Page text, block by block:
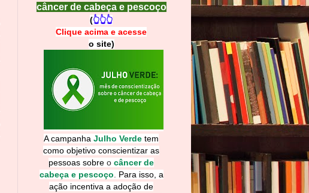
câncer de cabeça e pescoço
(👆👆👆
Clique acima e acesse
o site)
A campanha Julho Verde tem
como objetivo conscientizar as
pessoas sobre o câncer de
cabeça e pescoço
Para isso, a
ação incentiva a adoção de